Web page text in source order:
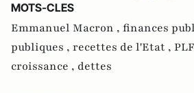
MOTS-CLES
Emmanuel Macron , finances
publiques , recettes de l'Etat ,
croissance , dettes